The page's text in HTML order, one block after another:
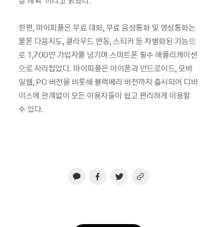
한편, 마이피플은 무료 대화, 무료 음성통화 및 영상통화는
물론 다음지도, 클라우드 연동, 스티커 등 차별화된 기능으
로 1,700만 가입자를 넘기며 스마트폰 필수 애플리케이션
으로 자리잡았다. 마이피플은 아이폰과 안드로이드, 모바
일웹, PC 버전을 비롯해 블랙베리 버전까지 출시되어 디바
이스에 관계없이 모든 이용자들이 쉽고 편리하게 이용할
수 있다.